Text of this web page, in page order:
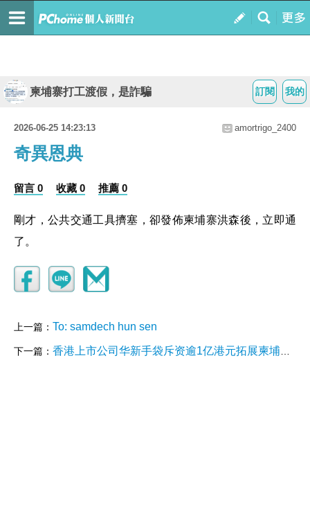
我的
訂閱
柬埔寨打工渡假，是詐騙
2026-06-25 14:23:13 amortrigo_2400
奇異恩典
留言 0 收藏 0 推薦 0
剛才，公共交通工具擠塞，卻發佈柬埔寨洪森後，立即通
了。
上一篇： To: samdech hun sen
下一篇： 香港上市公司华新手袋斥资逾1亿港元拓展柬埔寨产能 签订土地租赁及建厂协议